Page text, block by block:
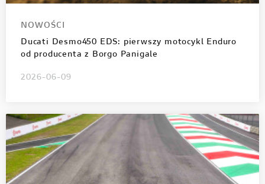
NOWOŚCI
Ducati Desmo450 EDS: pierwszy motocykl Enduro
od producenta z Borgo Panigale
2026-06-09